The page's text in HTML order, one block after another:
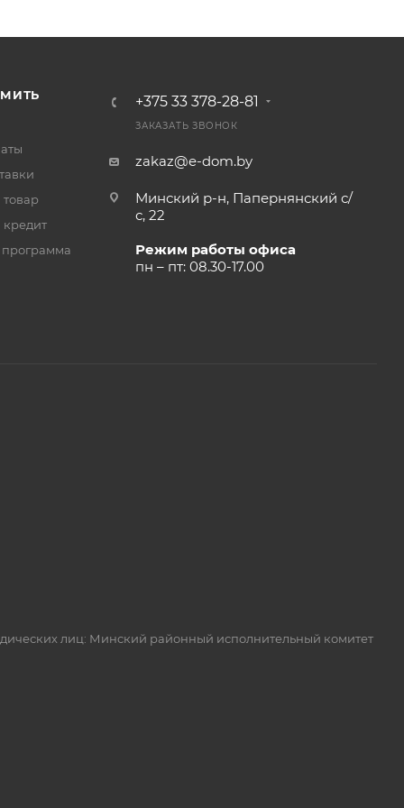
кредит
+375 33 378-28-81
ЗАКАЗАТЬ ЗВОНОК
zakaz@e-dom.by
Минский р-н, Папернянский с/
с, 22
Режим работы офиса
пн – пт: 08.30-17.00
лиц: Минский районный исполнительный комитет